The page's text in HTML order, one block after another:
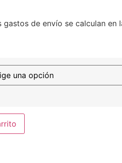
gastos de envío se calculan en